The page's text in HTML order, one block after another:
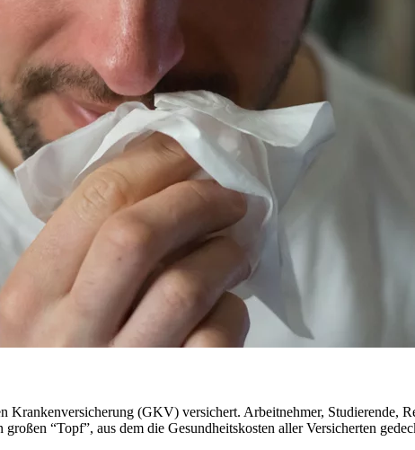
(GKV) versichert. Arbeitnehmer, Studierende,
“Topf”, aus dem die Gesundheitskosten aller Versicherten